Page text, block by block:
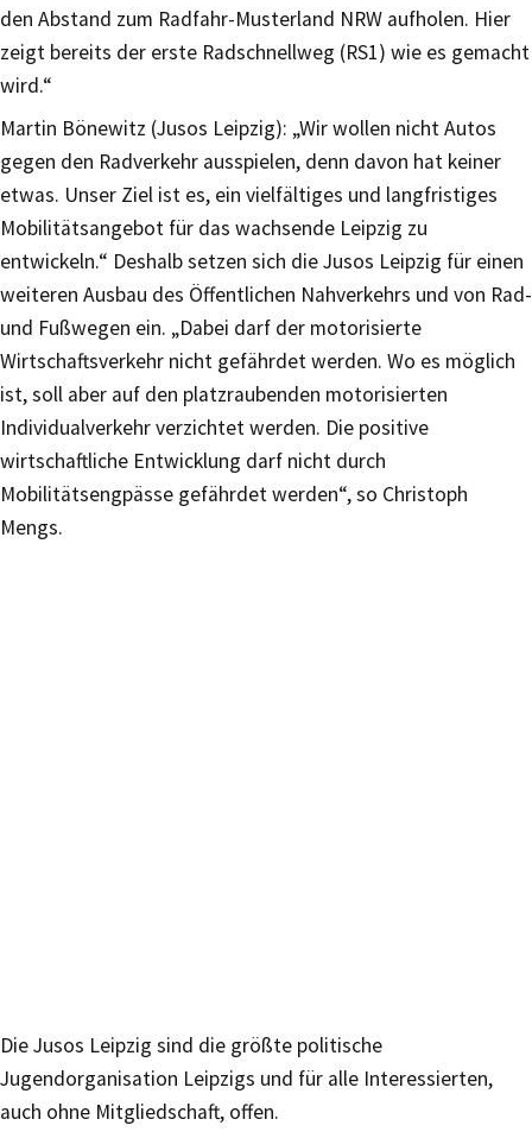
den Abstand zum Radfahr-Musterland NRW aufholen. Hier
zeigt bereits der erste Radschnellweg (RS1) wie es gemacht
wird.“
Martin Bönewitz (Jusos Leipzig): „Wir wollen nicht Autos
gegen den Radverkehr ausspielen, denn davon hat keiner
etwas. Unser Ziel ist es, ein vielfältiges und langfristiges
Mobilitätsangebot für das wachsende Leipzig zu
entwickeln.“ Deshalb setzen sich die Jusos Leipzig für einen
weiteren Ausbau des Öffentlichen Nahverkehrs und von Rad-
und Fußwegen ein. „Dabei darf der motorisierte
Wirtschaftsverkehr nicht gefährdet werden. Wo es möglich
ist, soll aber auf den platzraubenden motorisierten
Individualverkehr verzichtet werden. Die positive
wirtschaftliche Entwicklung darf nicht durch
Mobilitätsengpässe gefährdet werden“, so Christoph
Mengs.
Die Jusos Leipzig sind die größte politische
Jugendorganisation Leipzigs und für alle Interessierten,
auch ohne Mitgliedschaft, offen.